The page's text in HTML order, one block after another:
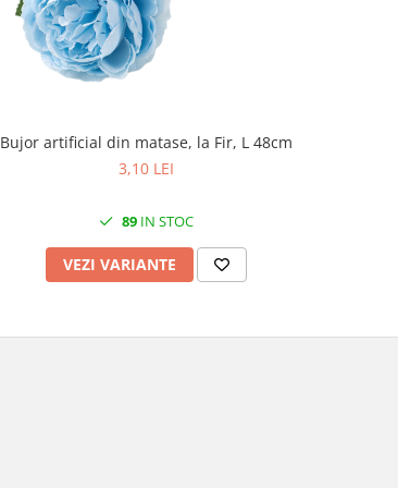
Bujor artificial din matase, la Fir, L 48cm
3,10 LEI
89 IN STOC
VEZI VARIANTE